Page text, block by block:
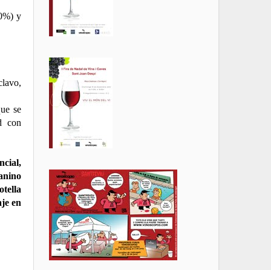
y
se
con
en